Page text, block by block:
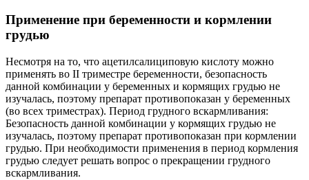
Применение при беременности и кормлении
грудью
Несмотря на то, что ацетилсалициповую кислоту можно
применять во II триместре беременности, безопасность
данной комбинации у беременных и кормящих грудью не
изучалась, поэтому препарат противопоказан у беременных
(во всех триместрах). Период грудного вскармливания:
Безопасность данной комбинации у кормящих грудью не
изучалась, поэтому препарат противопоказан при кормлении
грудью. При необходимости применения в период кормления
грудью следует решать вопрос о прекращении грудного
вскармливания.